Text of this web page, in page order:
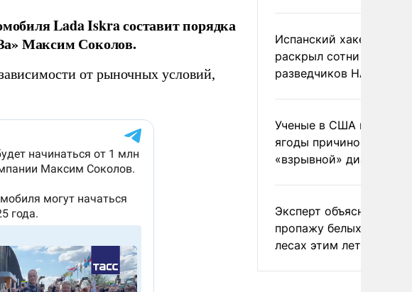
Lada Iskra составит порядка
Максим Соколов.
от рыночных условий,
Испанский хакер Хиль
раскрыл сотни
разведчиков НАТО и
Ученые в США назвали
ягоды причиной
«взрывной» диареи
Эксперт объяснил
пропажу белых грибов
лесах этим летом